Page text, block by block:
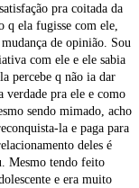
pra coitada da
q ela fugisse com ele,
de opinião. Sou
com ele e ele sabia
percebe q não ia dar
verdade pra ele e como
sendo mimado, acho
la e paga para
deles é
Mesmo tendo feito
e era muito